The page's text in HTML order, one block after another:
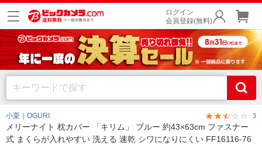
ログイン
会員登録(無料)
小栗｜OGURI 3
メリーナイト 枕カバー 「キリム」 ブルー 約43×63cm ファスナー
式 まくらが入れやすい 洗える 速乾 シワになりにくい FF16116-76